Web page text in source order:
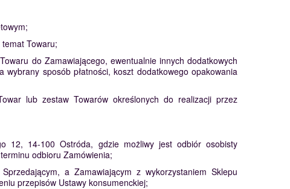
Towaru;
do Zamawiającego, ewentualnie innych dodatkowych
sposób płatności, koszt dodatkowego opakowania
lub zestaw Towarów określonych do realizacji przez
12, 14-100 Ostróda, gdzie możliwy jest odbiór osobisty
odbioru Zamówienia;
a Zamawiającym z wykorzystaniem Sklepu
przepisów Ustawy konsumenckiej;